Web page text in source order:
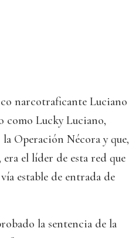
narcotraficante Luciano
como Lucky Luciano,
Operación Nécora y que,
el líder de esta red que
estable de entrada de
la sentencia de la